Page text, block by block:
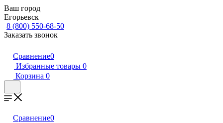
Ваш город
Егорьевск
8 (800) 550-68-50
Заказать звонок
Сравнение0
Избранные товары 0
Корзина 0
Сравнение0